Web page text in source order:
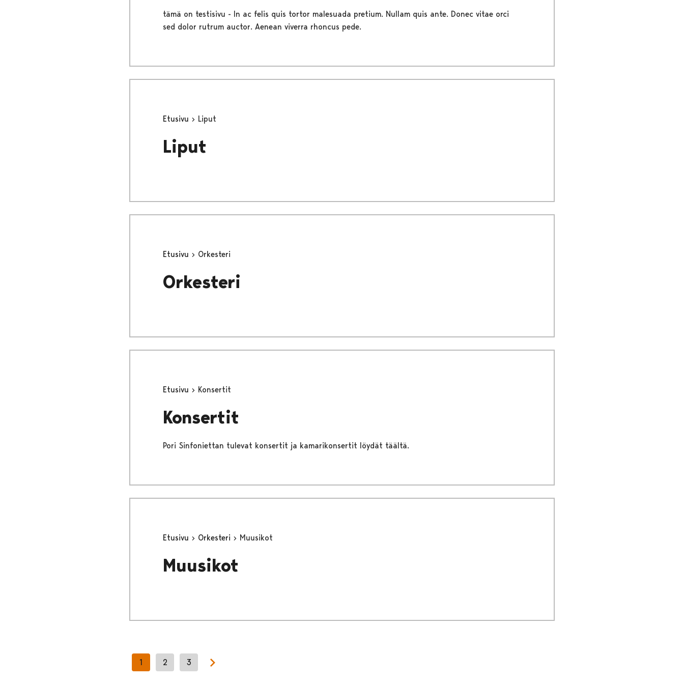
tämä on testisivu - In ac felis quis tortor malesuada pretium. Nullam quis ante. Donec vitae orci
sed dolor rutrum auctor. Aenean viverra rhoncus pede.
Etusivu Liput
Liput
Etusivu Orkesteri
Orkesteri
Etusivu Konsertit
Konsertit
Pori Sinfoniettan tulevat konsertit ja kamarikonsertit löydät täältä.
Etusivu Orkesteri Muusikot
Muusikot
1 2 3